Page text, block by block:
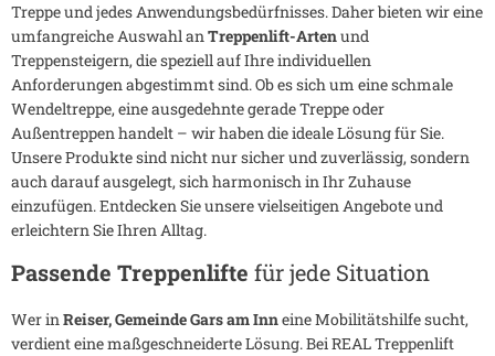
Treppe und jedes Anwendungsbedürfnisses. Daher bieten wir eine
umfangreiche Auswahl anTreppenlift-Artenund
Treppensteigern, die speziell auf Ihre individuellen
Anforderungen abgestimmt sind. Ob es sich um eine schmale
Wendeltreppe, eine ausgedehnte gerade Treppe oder
Außentreppen handelt – wir haben die ideale Lösung für Sie.
Unsere Produkte sind nicht nur sicher und zuverlässig, sondern
auch darauf ausgelegt, sich harmonisch in Ihr Zuhause
einzufügen. Entdecken Sie unsere vielseitigen Angebote und
erleichtern Sie Ihren Alltag.
Passende Treppenlifte für jede Situation
Wer inReiser, Gemeinde Gars am Inneine Mobilitätshilfe sucht,
verdient eine maßgeschneiderte Lösung. Bei REAL Treppenlift